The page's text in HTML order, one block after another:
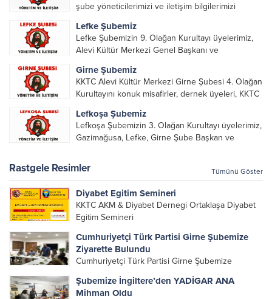
şube yöneticilerimizi ve iletişim bilgilerimizi
Lefke Şubemiz
Lefke Şubemizin 9. Olağan Kurultayı üyelerimiz,
Alevi Kültür Merkezi Genel Başkanı ve
katılımı ile gerçekleşti. Önceki dönemde görev
alarak emek veren, katkı koyan cümle canların...
Girne Şubemiz
KKTC Alevi Kültür Merkezi Girne Şubesi 4. Olağan
Kurultayını konuk misafirler, dernek üyeleri, KKTC
yönetim kurulu, şube başkanları ve yönetim
organlarının katılımıyla gerçekleşti....
Lefkoşa Şubemiz
Lefkoşa Şubemizin 3. Olağan Kurultayı üyelerimiz,
Gazimağusa, Lefke, Girne Şube Başkan ve
üyelerinin katılımı ile gerçekleşti. Önceki
dönemde görev alan, emek veren, katkı koyan...
Rastgele Resimler Tümünü Göster
Diyabet Egitim Semineri
KKTC AKM & Diyabet Dernegi Ortaklaşa Diyabet
Egitim Semineri
Cumhuriyetçi Türk Partisi Girne Şubemize
Ziyarette Bulundu
Cumhuriyetçi Türk Partisi Girne Şubemize
Genel Başkanı Tufan Erhürman ve parti yetkilileri,
Şubemize İngiltere’den YADİGAR ANA
Mihman Oldu